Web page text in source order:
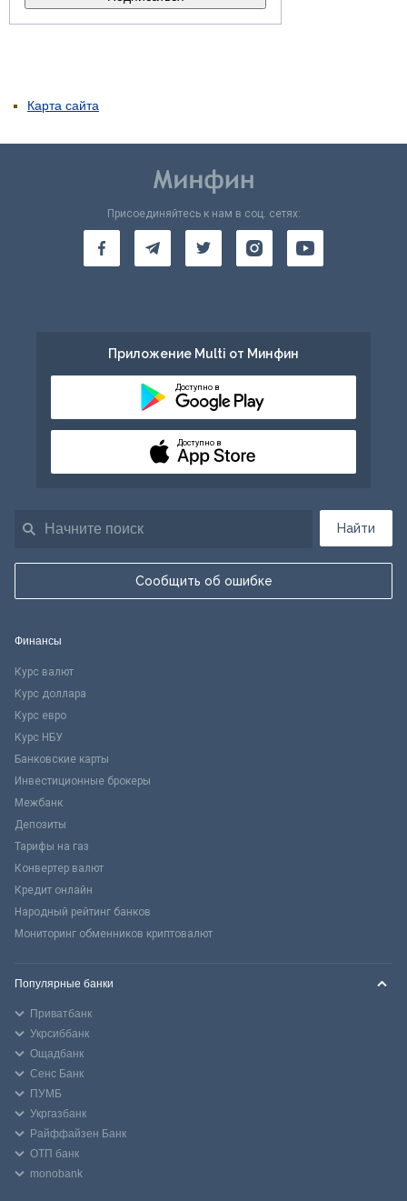
Карта сайта
Найти
Сообщить об ошибке
Присоединяйтесь к нам в соц. сетях:
Приложение Multi от Минфин
Доступно в
Доступно в
Финансы
Курс валют
Курс доллара
Курс евро
Курс НБУ
Банковские карты
Инвестиционные брокеры
Межбанк
Депозиты
Тарифы на газ
Конвертер валют
Кредит онлайн
Народный рейтинг банков
Мониторинг обменников криптовалют
Популярные банки
Приватбанк
Укрсиббанк
Ощадбанк
Сенс Банк
ПУМБ
Укргазбанк
Райффайзен Банк
ОТП банк
monobank